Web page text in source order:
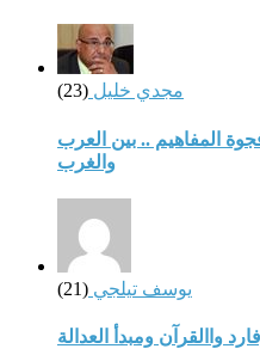
مجدي خليل (23)
المفاهيم .. بين العرب
والغرب
يوسف تيلجي (21)
واالقرآن ومبدأ العدالة